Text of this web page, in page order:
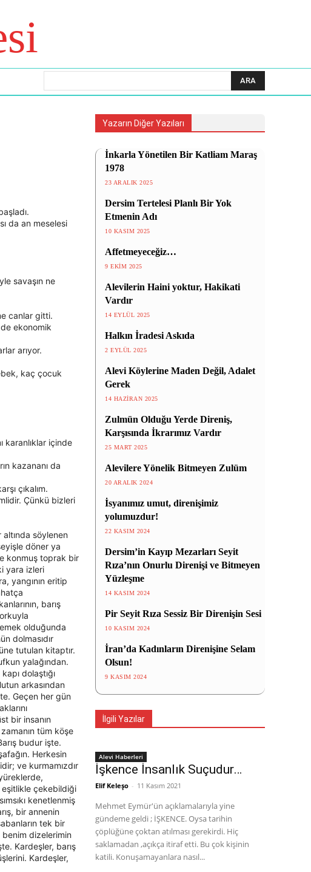
ARA
da an meselesi
savaşın ne
canlar gitti.
ekonomik
arıyor.
kaç çocuk
karanlıklar içinde
kazananı da
çıkalım.
Çünkü bizleri
söylenen
döner ya
konmuş toprak bir
yara izleri
yangının eritip
barış
olduğunda
dolmasıdır
tutulan kitaptır.
yalağından.
dolaştığı
arkasından
Geçen her gün
bir insanın
tüm köşe
budur işte.
Herkesin
ve kurmamızdır
eşitlikle çekebildiği
kenetlenmiş
bir annenin
tek bir
benim dizelerimin
Kardeşler, barış
Kardeşler,
Yazarın Diğer Yazıları
İnkarla Yönetilen Bir Katliam Maraş
1978
23 ARALIK 2025
Dersim Tertelesi Planlı Bir Yok
Etmenin Adı
10 KASIM 2025
Affetmeyeceğiz…
9 EKIM 2025
Alevilerin Haini yoktur, Hakikati
Vardır
14 EYLÜL 2025
Halkın İradesi Askıda
2 EYLÜL 2025
Alevi Köylerine Maden Değil, Adalet
Gerek
14 HAZIRAN 2025
Zulmün Olduğu Yerde Direniş,
Karşısında İkrarımız Vardır
25 MART 2025
Alevilere Yönelik Bitmeyen Zulüm
20 ARALIK 2024
İsyanımız umut, direnişimiz
yolumuzdur!
22 KASIM 2024
Dersim’in Kayıp Mezarları Seyit
Rıza’nın Onurlu Direnişi ve Bitmeyen
Yüzleşme
14 KASIM 2024
Pir Seyit Rıza Sessiz Bir Direnişin Sesi
10 KASIM 2024
İran’da Kadınların Direnişine Selam
Olsun!
9 KASIM 2024
İlgili Yazılar
Alevi Haberleri
İşkence İnsanlık Suçudur…
Elif Keleşo - 11 Kasım 2021
Mehmet Eymür'ün açıklamalarıyla yine
gündeme geldi ; İŞKENCE. Oysa tarihin
çöplüğüne çoktan atılması gerekirdi. Hiç
saklamadan ,açıkça itiraf etti. Bu çok kişinin
katili. Konuşamayanlara nasıl...